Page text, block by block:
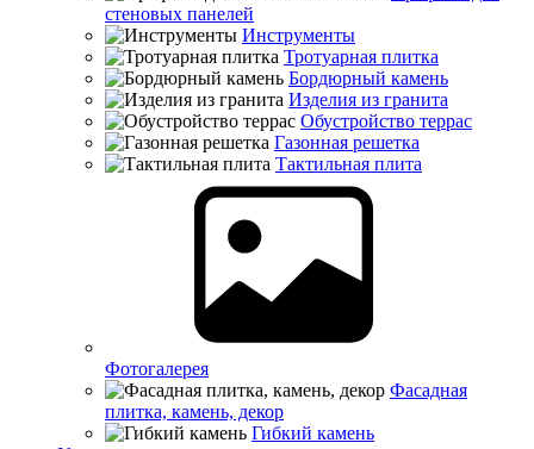
стеновых панелей
Инструменты
Тротуарная плитка
Бордюрный камень
Изделия из гранита
Обустройство террас
Газонная решетка
Тактильная плита
Фотогалерея
Фасадная
плитка, камень, декор
Гибкий камень